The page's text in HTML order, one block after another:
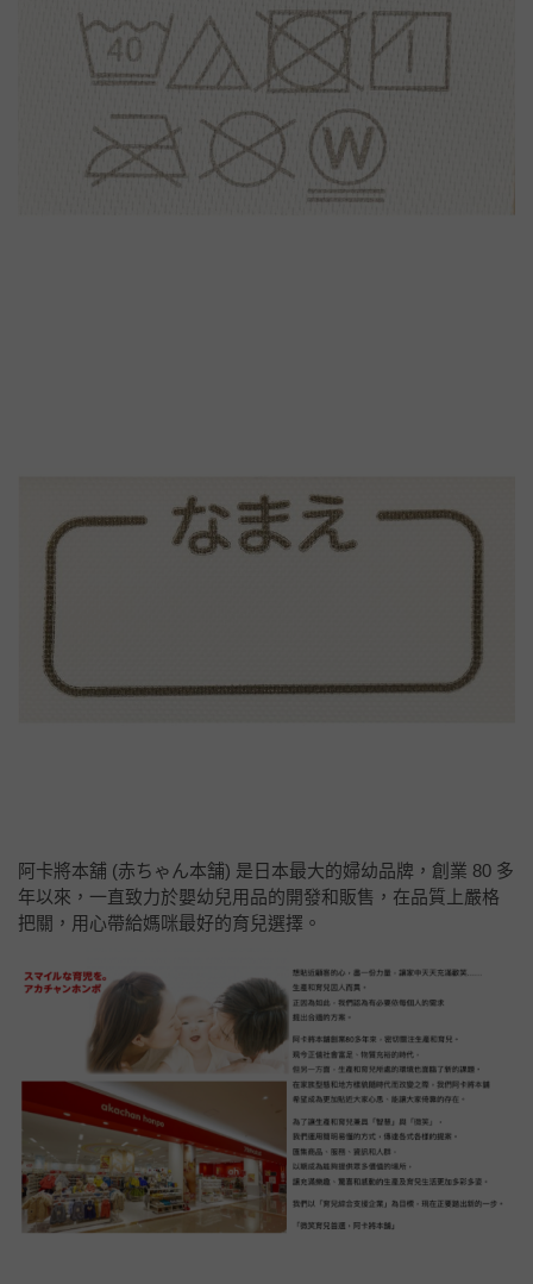
阿卡將本舖 (赤ちゃん本舗) 是日本最大的婦幼品牌，創業 80 多
年以來，一直致力於嬰幼兒用品的開發和販售，在品質上嚴格
把關，用心帶給媽咪最好的育兒選擇。